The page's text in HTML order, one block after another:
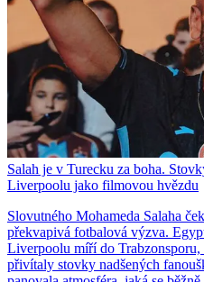
Salah je v Turecku za boha.
Liverpoolu jako filmovou hvězdu
Slovutného Mohameda Salaha
překvapivá fotbalová výzva.
Liverpoolu míří do
přivítaly stovky nadšených